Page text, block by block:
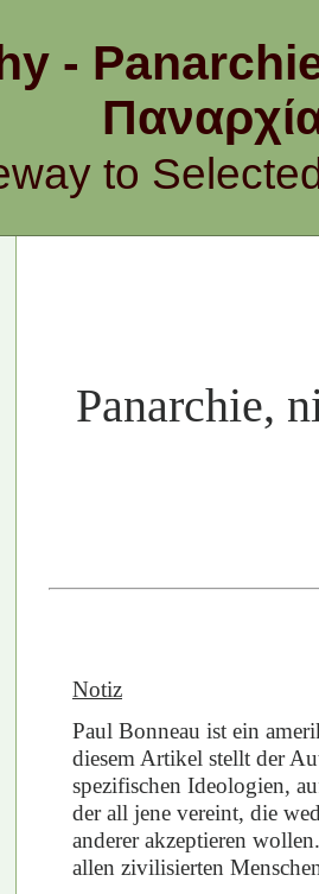
-
to
Panarchie,
Notiz
Paul Bonneau ist ein
diesem Artikel stellt der
spezifischen Ideologien,
der all jene vereint, die
anderer akzeptieren
allen zivilisierten